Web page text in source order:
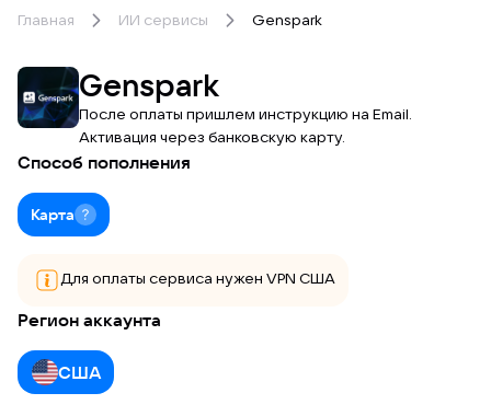
Главная ИИ сервисы Genspark
Genspark
После оплаты пришлем инструкцию на Email.
Активация через банковскую карту.
Способ пополнения
Карта
Для оплаты сервиса нужен VPN США
Регион аккаунта
США